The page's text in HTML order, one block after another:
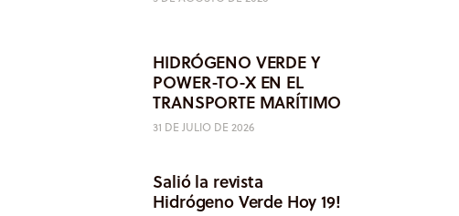
HIDRÓGENO VERDE Y
POWER-TO-X EN EL
TRANSPORTE MARÍTIMO
31 DE JULIO DE 2026
Salió la revista
Hidrógeno Verde Hoy 19!